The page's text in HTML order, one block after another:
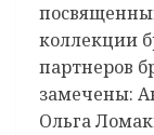
коллекции
партнеров
замечены:
Ольга